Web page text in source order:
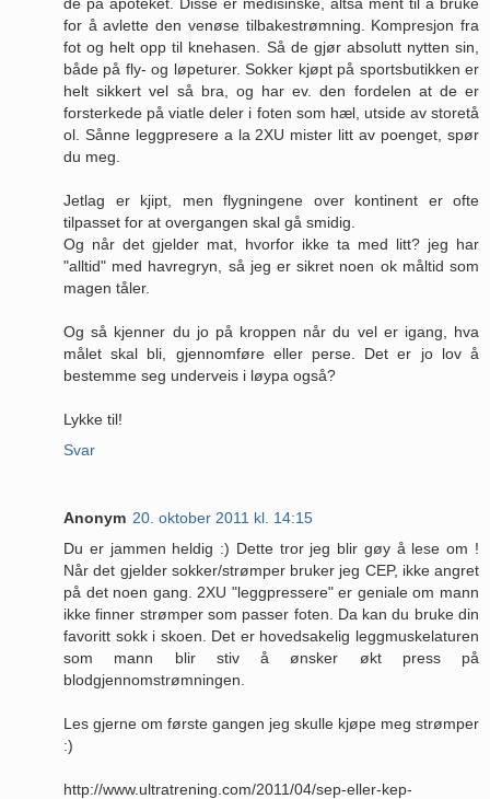
for å avlette den venøse tilbakestrømning. Kompresjon fra
fot og helt opp til knehasen. Så de gjør absolutt nytten sin,
både på fly- og løpeturer. Sokker kjøpt på sportsbutikken er
helt sikkert vel så bra, og har ev. den fordelen at de er
forsterkede på viatle deler i foten som hæl, utside av storetå
ol. Sånne leggpresere a la 2XU mister litt av poenget, spør
du meg.
Jetlag er kjipt, men flygningene over kontinent er ofte
tilpasset for at overgangen skal gå smidig.
Og når det gjelder mat, hvorfor ikke ta med litt? jeg har
"alltid" med havregryn, så jeg er sikret noen ok måltid som
magen tåler.
Og så kjenner du jo på kroppen når du vel er igang, hva
målet skal bli, gjennomføre eller perse. Det er jo lov å
bestemme seg underveis i løypa også?
Lykke til!
Svar
Anonym 20. oktober 2011 kl. 14:15
Du er jammen heldig :) Dette tror jeg blir gøy å lese om !
Når det gjelder sokker/strømper bruker jeg CEP, ikke angret
på det noen gang. 2XU "leggpressere" er geniale om mann
ikke finner strømper som passer foten. Da kan du bruke din
favoritt sokk i skoen. Det er hovedsakelig leggmuskelaturen
som mann blir stiv å ønsker økt press på
blodgjennomstrømningen.
Les gjerne om første gangen jeg skulle kjøpe meg strømper
:)
http://www.ultratrening.com/2011/04/sep-eller-kep-